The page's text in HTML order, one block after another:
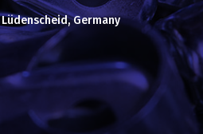
Lüdenscheid, Germany